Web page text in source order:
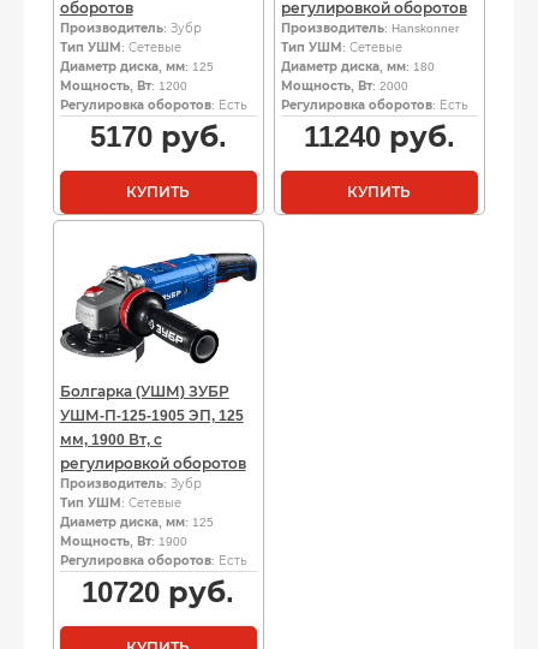
оборотов
Производитель: Зубр
Тип УШМ : Сетевые
Диаметр диска, мм: 125
Мощность, Вт: 1200
Регулировка оборотов: Есть
5170руб.
КУПИТЬ
регулировкой оборотов
Производитель: Hanskonner
Тип УШМ : Сетевые
Диаметр диска, мм: 180
Мощность, Вт: 2000
Регулировка оборотов: Есть
11240руб.
КУПИТЬ
Болгарка (УШМ) ЗУБР
УШМ-П-125-1905 ЭП, 125
мм, 1900 Вт, с
регулировкой оборотов
Производитель: Зубр
Тип УШМ : Сетевые
Диаметр диска, мм: 125
Мощность, Вт: 1900
Регулировка оборотов: Есть
10720 руб.